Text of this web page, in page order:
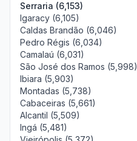
Serraria (6,153)
Igaracy (6,105)
Caldas Brandão (6,046)
Pedro Régis (6,034)
Camalaú (6,031)
São José dos Ramos (5,998)
Ibiara (5,903)
Montadas (5,738)
Cabaceiras (5,661)
Alcantil (5,509)
Ingá (5,481)